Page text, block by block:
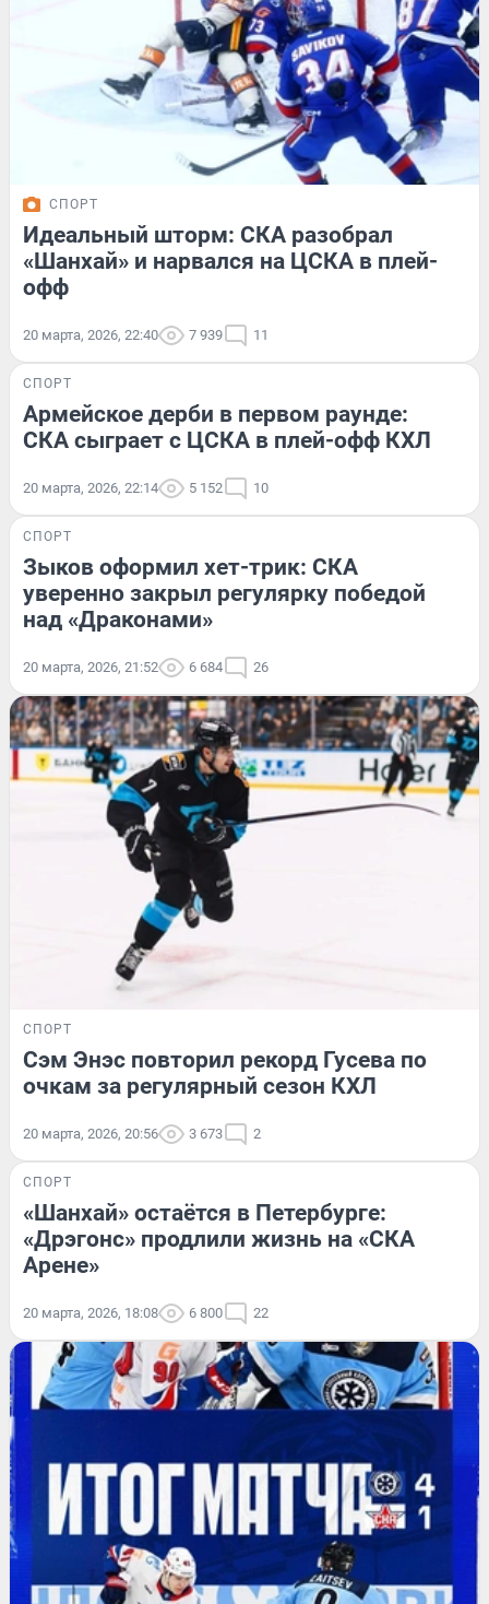
СПОРТ
Идеальный шторм: СКА разобрал
«Шанхай» и нарвался на ЦСКА в плей-
офф
20 марта, 2026, 22:40 7 939 11
СПОРТ
Армейское дерби в первом раунде:
СКА сыграет с ЦСКА в плей-офф КХЛ
20 марта, 2026, 22:14 5 152 10
СПОРТ
Зыков оформил хет-трик: СКА
уверенно закрыл регулярку победой
над «Драконами»
20 марта, 2026, 21:52 6 684 26
СПОРТ
Сэм Энэс повторил рекорд Гусева по
очкам за регулярный сезон КХЛ
20 марта, 2026, 20:56 3 673 2
СПОРТ
«Шанхай» остаётся в Петербурге:
«Дрэгонс» продлили жизнь на «СКА
Арене»
20 марта, 2026, 18:08 6 800 22